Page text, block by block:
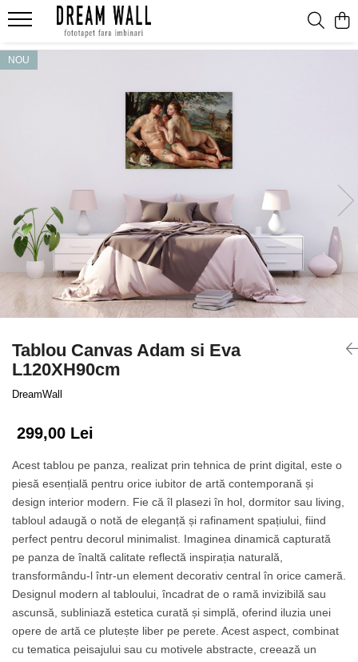
Fototapet fara imbinari
Fototapet 3D
Frescă
Frunze
Natura
Peisaj
Tropical
NOU
Tablou Canvas Adam si Eva
L120XH90cm
DreamWall
299,00 Lei
Acest tablou pe panza, realizat prin tehnica de print digital, este o
piesă esențială pentru orice iubitor de artă contemporană și
design interior modern. Fie că îl plasezi în hol, dormitor sau living,
tabloul adaugă o notă de eleganță și rafinament spațiului, fiind
perfect pentru decorul minimalist. Imaginea dinamică capturată
pe panza de înaltă calitate reflectă inspirația naturală,
transformându-l într-un element decorativ central în orice cameră.
Designul modern al tabloului, încadrat de o ramă invizibilă sau
ascunsă, subliniază estetica curată și simplă, oferind iluzia unei
opere de artă ce plutește liber pe perete. Acest aspect, combinat
cu tematica peisajului sau cu motivele abstracte, creează un